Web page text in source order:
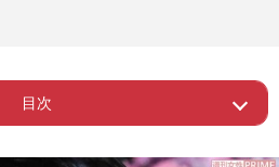
目次
彦知事のコメントに「まるで